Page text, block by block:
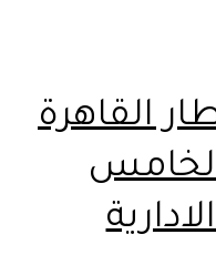
القاهرة